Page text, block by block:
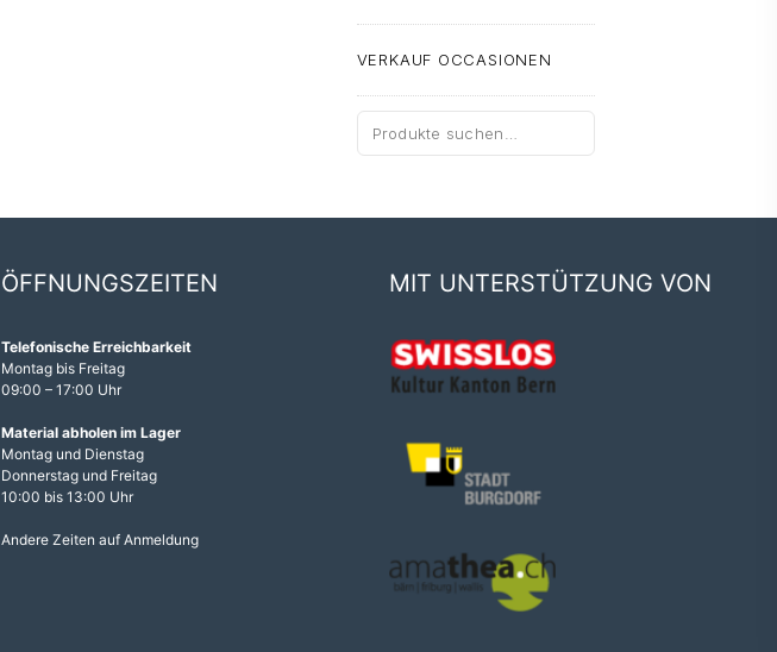
VERKAUF OCCASIONEN
Suche
nach:
ÖFFNUNGSZEITEN
Telefonische Erreichbarkeit
Montag bis Freitag
09:00 – 17:00 Uhr
Material abholen im Lager
Montag und Dienstag
Donnerstag und Freitag
10:00 bis 13:00 Uhr
Andere Zeiten auf Anmeldung
MIT UNTERSTÜTZUNG VON